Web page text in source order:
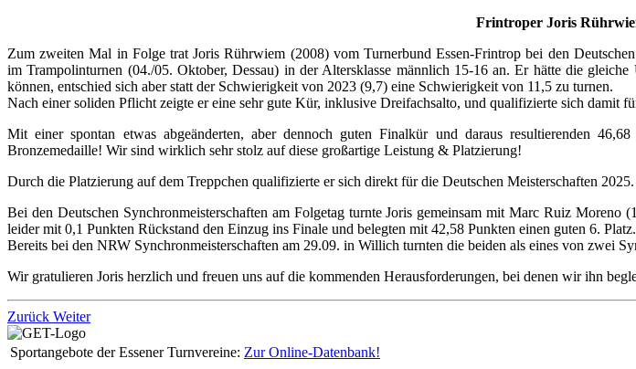
Frintroper Joris
Zum zweiten Mal in Folge trat Joris Rührwiem (2008) vom Turnerbund Essen-Frintrop bei den Deutschen
im Trampolinturnen (04./05. Oktober, Dessau) in der Altersklasse männlich 15-16 an. Er hätte die gleiche
können, entschied sich aber statt der Schwierigkeit von 2023 (9,7) eine Schwierigkeit von 11,5 zu turnen.
Nach einer soliden Pflicht zeigte er eine sehr gute Kür, inklusive Dreifachsalto, und qualifizierte sich damit
Mit einer spontan etwas abgeänderten, aber dennoch guten Finalkür und daraus resultierenden
Bronzemedaille! Wir sind wirklich sehr stolz auf diese großartige Leistung & Platzierung!
Durch die Platzierung auf dem Treppchen qualifizierte er sich direkt für die Deutschen Meisterschaften
Bei den Deutschen Synchronmeisterschaften am Folgetag turnte Joris gemeinsam mit Marc Ruiz
leider mit 0,1 Punkten Rückstand den Einzug ins Finale und belegten mit 42,58 Punkten einen guten 6. Platz.
Bereits bei den NRW Synchronmeisterschaften am 29.09. in Willich turnten die beiden als eines von zwei
Wir gratulieren Joris herzlich und freuen uns auf die kommenden Herausforderungen, bei denen wir ihn
Zurück Weiter
Sportangebote der Essener Turnvereine: Zur Online-Datenbank!